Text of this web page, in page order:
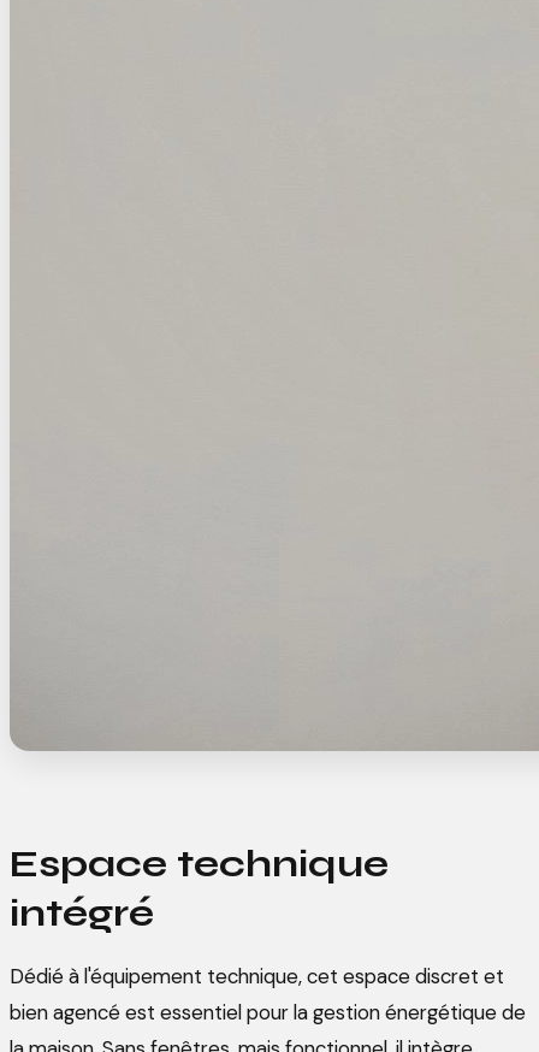
Espace technique
intégré
Dédié à l'équipement technique, cet espace discret et
bien agencé est essentiel pour la gestion énergétique de